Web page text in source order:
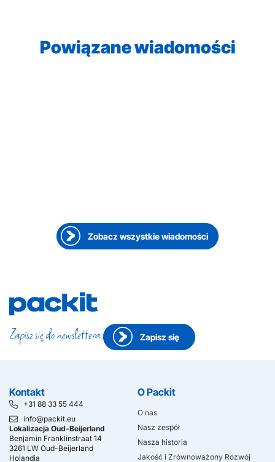
Powiązane wiadomości
Zobacz wszystkie wiadomości
Zapisz się do newslettera: Zapisz się
Kontakt
+31 88 33 55 444
info@packit.eu
Lokalizacja Oud-Beijerland
Benjamin Franklinstraat 14
3261 LW Oud-Beijerland
Holandia
O Packit
O nas
Nasz zespół
Nasza historia
Jakość i Zrównoważony Rozwój